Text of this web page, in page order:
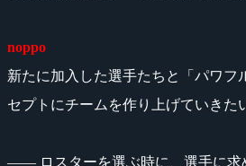
noppo
新たに加入した選手たちと「パワフ
セプトにチームを作り上げていきた
―― ロスターを選ぶ時に、選手に求